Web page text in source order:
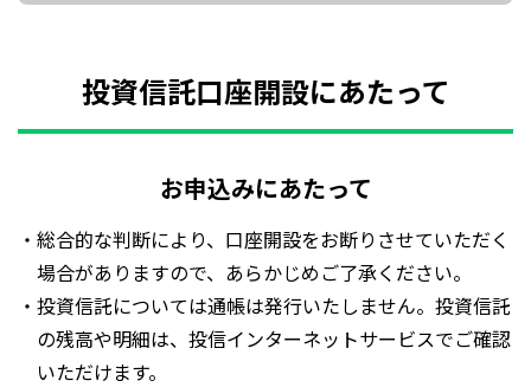
投資信託口座開設にあたって
お申込みにあたって
・総合的な判断により、口座開設をお断りさせていただく
場合がありますので、あらかじめご了承ください。
・投資信託については通帳は発行いたしません。投資信託
の残高や明細は、投信インターネットサービスでご確認
いただけます。